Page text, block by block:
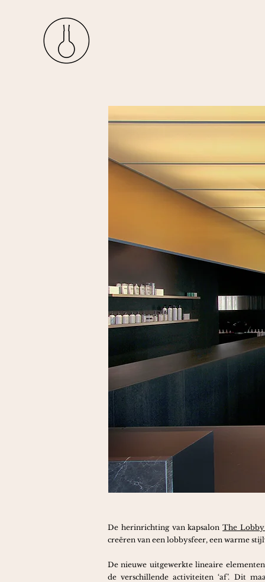
De herinrichting van kapsalonThe
creëren van een lobbysfeer, een warme
De nieuwe uitgewerkte lineaire elementen
de verschillende activiteiten ‘af’. Dit